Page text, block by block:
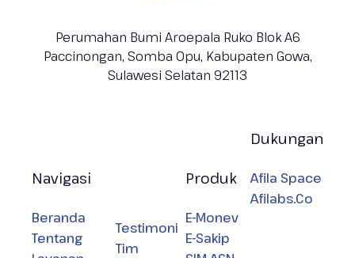
Perumahan Bumi Aroepala Ruko Blok A6
Paccinongan, Somba Opu, Kabupaten Gowa,
Sulawesi Selatan 92113
Navigasi
Beranda
Tentang
Testimoni
Tim
Produk
E-Monev
E-Sakip
Dukungan
Afila Space
Afilabs.Co